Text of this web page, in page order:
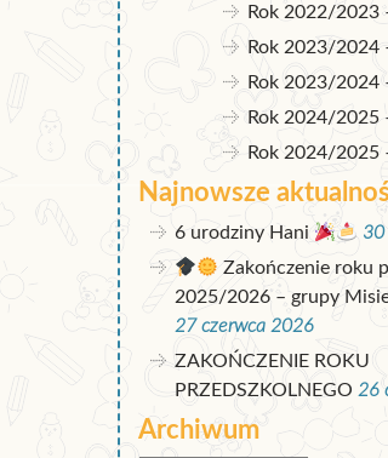
Rok 2022/2023
Rok 2023/2024
Rok 2023/2024
Rok 2024/2025
Rok 2024/2025
Najnowsze
6 urodziny Hani
30
Zakończenie roku
2025/2026 – grupy
27 czerwca 2026
ZAKOŃCZENIE ROKU
PRZEDSZKOLNEGO 26
Archiwum